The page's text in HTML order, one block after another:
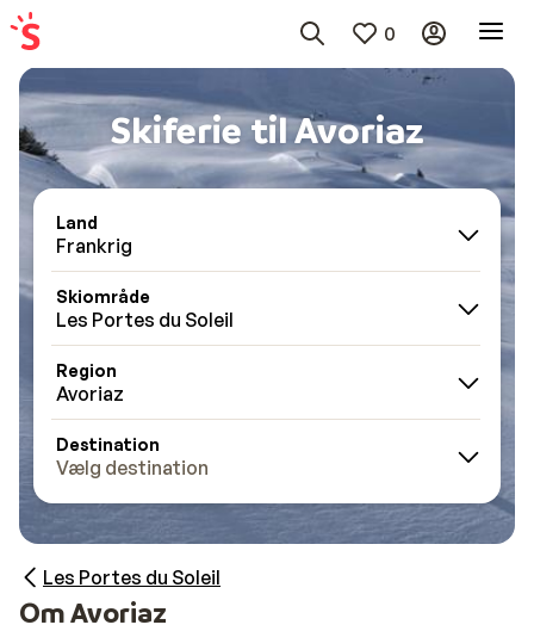
0
Skiferie til Avoriaz
Land
Frankrig
Skiområde
Les Portes du Soleil
Region
Avoriaz
Destination
Vælg destination
Les Portes du Soleil
Om Avoriaz